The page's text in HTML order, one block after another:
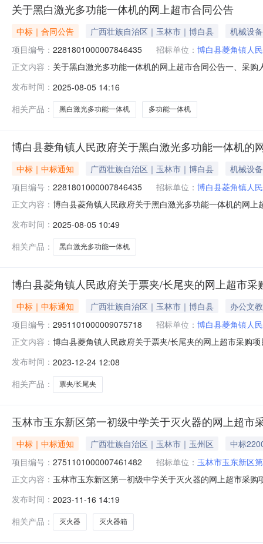
关于黑白激光多功能一体机的网上超市合同公告
中标｜合同公告 广西壮族自治区｜玉林市｜博白县
机械设备
项目编号： 2281801000007846435 招标单位： 博白县菱角镇人
正文内容： 关于黑白激光多功能一体机的网上超市合同公告一、采
普/HPLaserJetProMFPM329dn黑白激光多功能一体机
发布时间： 2025-08-05 14:16
相关产品：
黑白激光多功能一体机 多功能一体机
博白县菱角镇人民政府关于黑白激光多功能一体机的
中标｜中标通知 广西壮族自治区｜玉林市｜博白县
机械设备
项目编号： 2281801000007846435 招标单位： 博白县菱角镇人
正文内容： 博白县菱角镇人民政府关于黑白激光多功能一体机的网
编号:2281801000007846435项目联系人:侯智项目联系
发布时间： 2025-08-05 10:49
相关产品：
黑白激光多功能一体机
博白县菱角镇人民政府关于票夹/长尾夹的网上超市采
中标｜中标通知 广西壮族自治区｜玉林市｜博白县
办公文教
项目编号： 2951101000009075718 招标单位： 博白县菱角镇人
正文内容： 博白县菱角镇人民政府关于票夹/长尾夹的网上超市采购
区划名称:广西壮族自治区玉林市博白县报价起止时间:-
发布时间： 2023-12-24 12:08
相关产品：
票夹/长尾夹
玉林市玉东新区第一初级中学关于灭火器的网上超市
中标｜中标通知 广西壮族自治区｜玉林市｜玉州区
中标
项目编号： 2751101000007461482 招标单位： 玉林市玉东新区
正文内容： 玉林市玉东新区第一初级中学关于灭火器的网上超市采
码:450940项目所在行政区划名称:玉东新区报价起止时
发布时间： 2023-11-16 14:19
相关产品：
灭火器 灭火器箱